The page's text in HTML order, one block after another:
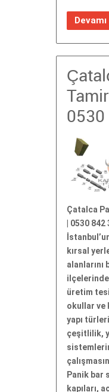
Devamı
0530
Çatalca
| 0530
kırsal
alanlarını
üretim
okullar ve
yapı
çeşitlilik,
Panik bar
kapıları,